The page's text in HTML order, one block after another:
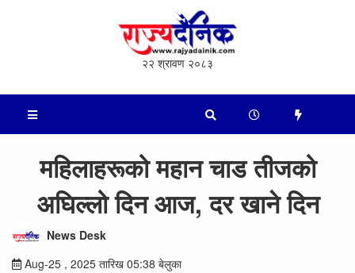
२२ श्रावण २०८३
महिलाहरूको महान चाड तीजको
अघिल्लो दिन आज, दर खाने दिन
News Desk
Aug-25 , 2025 तारिख 05:38 बेलुका